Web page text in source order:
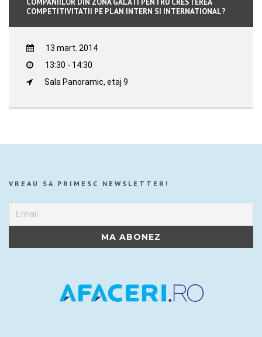
COMPETITIVITATII PE PLAN INTERN SI INTERNATIONAL?
13 mart. 2014
13:30 - 14:30
Sala Panoramic, etaj 9
VREAU SA PRIMESC NEWSLETTER!